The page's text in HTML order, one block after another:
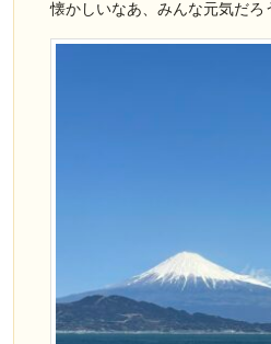
懐かしいなあ、みんな元気だろ